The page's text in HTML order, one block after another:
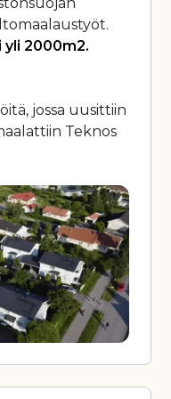
yli 2000m2.
jossa uusittiin
Teknos